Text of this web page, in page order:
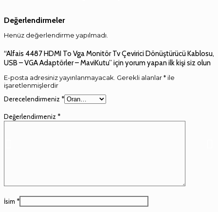
Değerlendirmeler
Henüz değerlendirme yapılmadı.
“Alfais 4487 HDMI To Vga Monitör Tv Çevirici Dönüştürücü Kablosu,
USB – VGA Adaptörler – MaviKutu” için yorum yapan ilk kişi siz olun
E-posta adresiniz yayınlanmayacak. Gerekli alanlar* ile
işaretlenmişlerdir
Derecelendirmeniz *
Değerlendirmeniz *
İsim *